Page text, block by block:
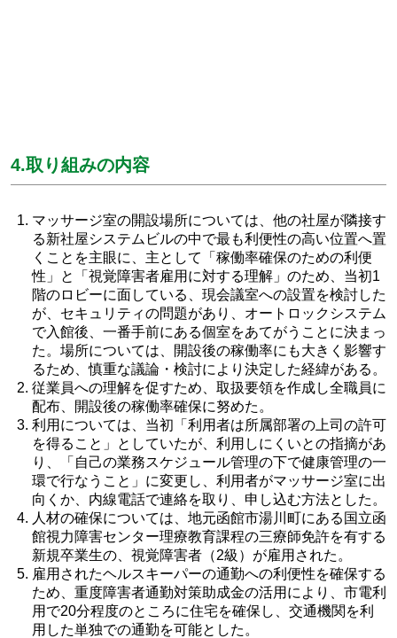
4.取り組みの内容
マッサージ室の開設場所については、他の社屋が隣接す
る新社屋システムビルの中で最も利便性の高い位置へ置
くことを主眼に、主として「稼働率確保のための利便
性」と「視覚障害者雇用に対する理解」のため、当初1
階のロビーに面している、現会議室への設置を検討した
が、セキュリティの問題があり、オートロックシステム
で入館後、一番手前にある個室をあてがうことに決まっ
た。場所については、開設後の稼働率にも大きく影響す
るため、慎重な議論・検討により決定した経緯がある。
従業員への理解を促すため、取扱要領を作成し全職員に
配布、開設後の稼働率確保に努めた。
利用については、当初「利用者は所属部署の上司の許可
を得ること」としていたが、利用しにくいとの指摘があ
り、「自己の業務スケジュール管理の下で健康管理の一
環で行なうこと」に変更し、利用者がマッサージ室に出
向くか、内線電話で連絡を取り、申し込む方法とした。
人材の確保については、地元函館市湯川町にある国立函
館視力障害センター理療教育課程の三療師免許を有する
新規卒業生の、視覚障害者（2級）が雇用された。
雇用されたヘルスキーパーの通勤への利便性を確保する
ため、重度障害者通勤対策助成金の活用により、市電利
用で20分程度のところに住宅を確保し、交通機関を利
用した単独での通勤を可能とした。